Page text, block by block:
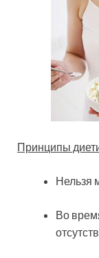
Принципы
Нельзя
Во